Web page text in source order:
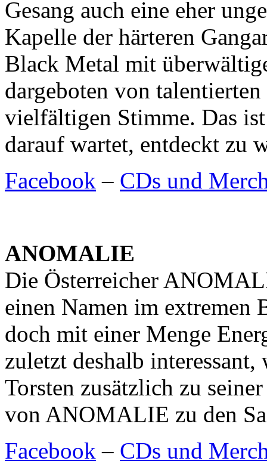
Gesang auch eine eher
Kapelle der härteren
Black Metal mit
dargeboten von
vielfältigen Stimme. Das
darauf wartet, entdeckt zu
Facebook – CDs und
ANOMALIE
Die Österreicher
einen Namen im extremen
doch mit einer Menge
zuletzt deshalb
Torsten zusätzlich zu
von ANOMALIE zu den
Facebook – CDs und